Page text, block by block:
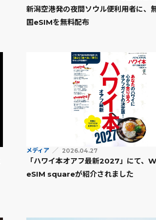
新潟空港発の夜間ソウル便利用者に、
国eSIMを無料配布
メディア 2026.04.27
「ハワイ本オアフ最新2027」にて、
eSIM squareが紹介されました